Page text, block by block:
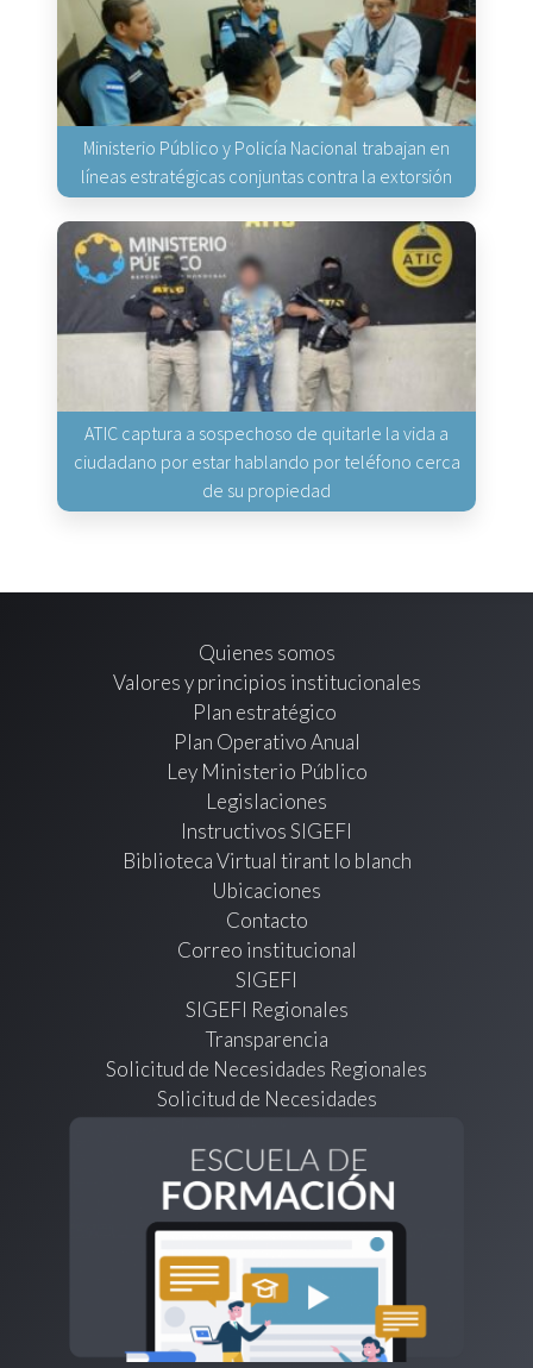
Ministerio Público y Policía Nacional trabajan en
líneas estratégicas conjuntas contra la extorsión
ATIC captura a sospechoso de quitarle la vida a
ciudadano por estar hablando por teléfono cerca
de su propiedad
Quienes somos
Valores y principios institucionales
Plan estratégico
Plan Operativo Anual
Ley Ministerio Público
Legislaciones
Instructivos SIGEFI
Biblioteca Virtual tirant lo blanch
Ubicaciones
Contacto
Correo institucional
SIGEFI
SIGEFI Regionales
Transparencia
Solicitud de Necesidades Regionales
Solicitud de Necesidades